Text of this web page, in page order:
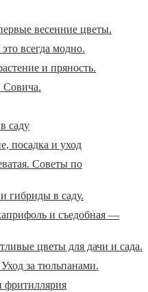
весенние цветы.
всегда модно.
и пряность.
саду
посадка и уход
Советы по
гибриды в саду.
и съедобная —
цветы для дачи и сада.
за тюльпанами.
фритиллярия